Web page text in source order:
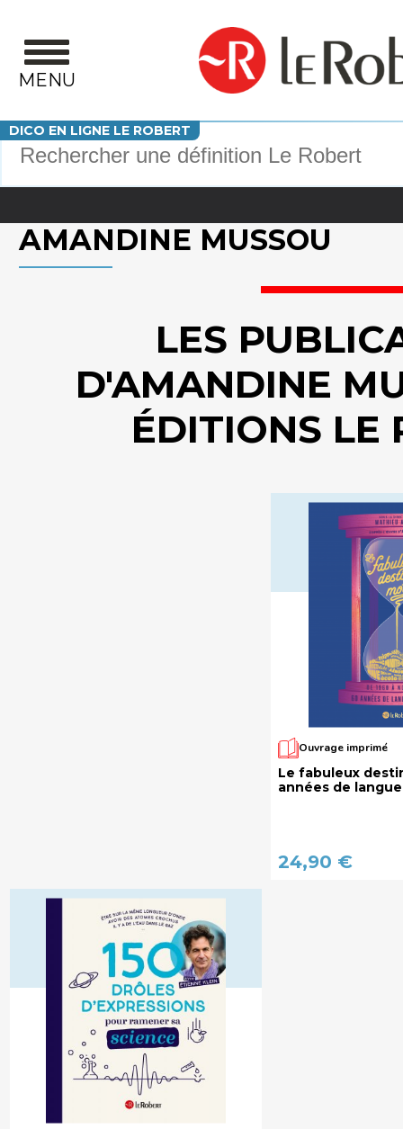
MENU
DICO EN LIGNE LE ROBERT
Votre recherche
AMANDINE MUSSOU
LES
D'AMANDINE
ÉDITIONS LE
Ouvrage imprimé
Le fabuleux
années de
24,90 €